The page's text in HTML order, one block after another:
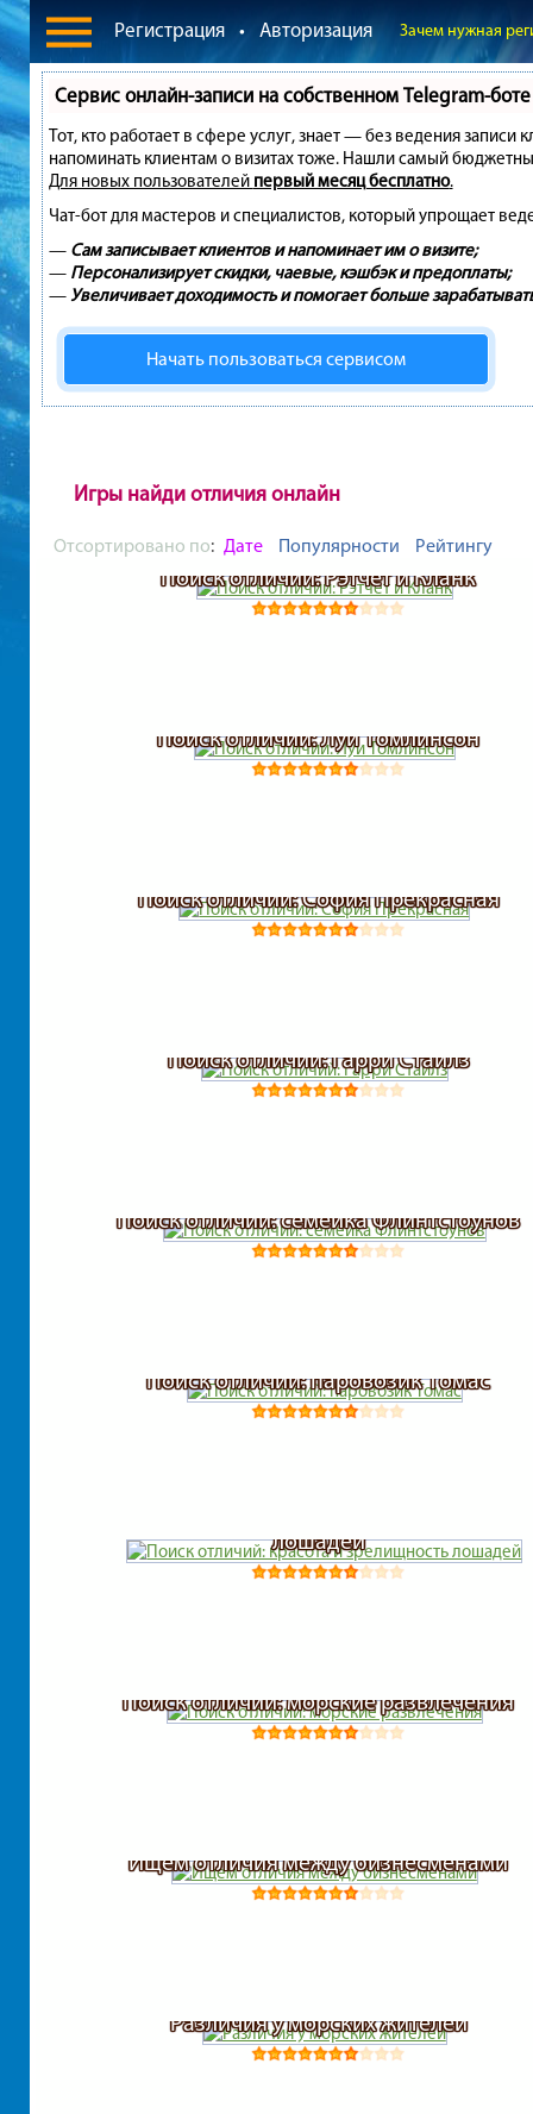
Регистрация • Авторизация Зачем нужная
Сервис онлайн-записи на собственном Telegram-боте
Тот, кто работает в сфере услуг, знает — без ведения
напоминать клиентам о визитах тоже. Нашли самый
Для новых пользователей первый месяц бесплатно.
Чат-бот для мастеров и специалистов, который упрощает
— Сам записывает клиентов и напоминает им о визите;
— Персонализирует скидки, чаевые, кэшбэк и предоплаты;
—Увеличивает доходимость и помогает больше
Начать пользоваться сервисом
Игры найди отличия онлайн
Отсортировано по: Дате Популярности Рейтингу
Поиск отличий: Рэтчет и Кланк
Поиск отличий: Луи Томлинсон
Поиск отличий: София Прекрасная
Поиск отличий: Гарри Стайлз
Поиск отличий: семейка Флинтстоунов
Поиск отличий: паровозик Томас
лошадей
Поиск отличий: морские развлечения
Ищем отличия между бизнесменами
Различия у морских жителей